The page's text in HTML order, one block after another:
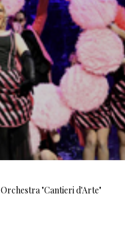
Orchestra "Cantieri d'Arte"